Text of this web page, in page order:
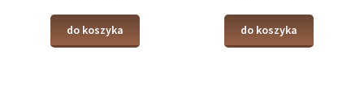
do koszyka do koszyka